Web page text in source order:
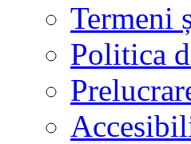
Termeni
Politica